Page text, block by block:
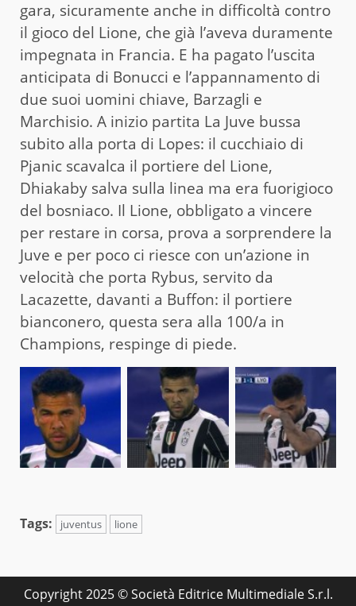
gara, sicuramente anche in difficoltà contro
il gioco del Lione, che già l’aveva duramente
impegnata in Francia. E ha pagato l’uscita
anticipata di Bonucci e l’appannamento di
due suoi uomini chiave, Barzagli e
Marchisio. A inizio partita La Juve bussa
subito alla porta di Lopes: il cucchiaio di
Pjanic scavalca il portiere del Lione,
Dhiakaby salva sulla linea ma era fuorigioco
del bosniaco. Il Lione, obbligato a vincere
per restare in corsa, prova a sorprendere la
Juve e per poco ci riesce con un’azione in
velocità che porta Rybus, servito da
Lacazette, davanti a Buffon: il portiere
bianconero, questa sera alla 100/a in
Champions, respinge di piede.
Tags: juventus lione
Copyright 2025 © Società Editrice Multimediale S.r.l.